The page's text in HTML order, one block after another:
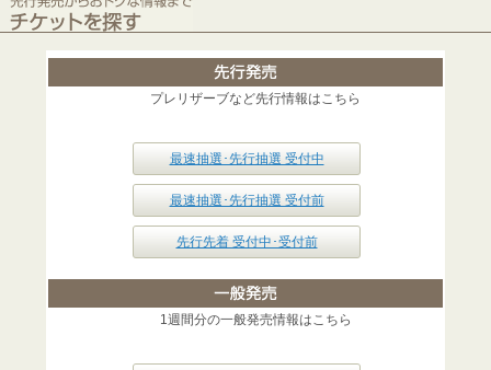
プレリザーブなど先行情報はこちら
最速抽選･先行抽選 受付中
最速抽選･先行抽選 受付前
先行先着 受付中･受付前
1週間分の一般発売情報はこちら